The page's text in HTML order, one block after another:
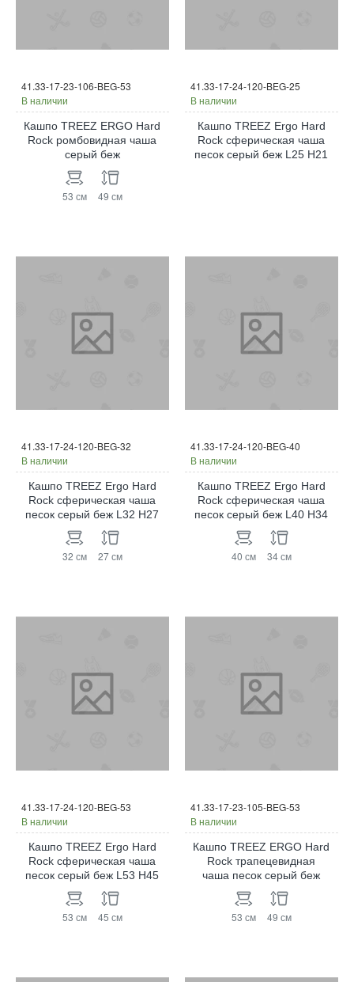
41.33-17-23-106-BEG-53
В наличии
Кашпо TREEZ ERGO Hard
Rock ромбовидная чаша
серый беж
53 см 49 см
41.33-17-24-120-BEG-25
В наличии
Кашпо TREEZ Ergo Hard
Rock сферическая чаша
песок cерый беж L25 H21
41.33-17-24-120-BEG-32
В наличии
Кашпо TREEZ Ergo Hard
Rock сферическая чаша
песок cерый беж L32 H27
32 см 27 см
41.33-17-24-120-BEG-40
В наличии
Кашпо TREEZ Ergo Hard
Rock сферическая чаша
песок cерый беж L40 H34
40 см 34 см
41.33-17-24-120-BEG-53
В наличии
Кашпо TREEZ Ergo Hard
Rock сферическая чаша
песок cерый беж L53 H45
53 см 45 см
41.33-17-23-105-BEG-53
В наличии
Кашпо TREEZ ERGO Hard
Rock трапецевидная
чаша песок серый беж
53 см 49 см